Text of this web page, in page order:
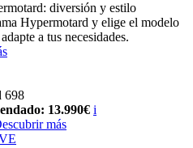
diversión y estilo
Hypermotard y elige el modelo
a tus necesidades.
698
13.990€ i
más